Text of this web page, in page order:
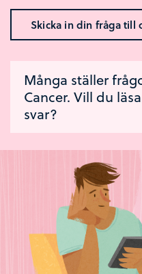
Skicka in din fråga till
Många ställer
Cancer. Vill du
svar?